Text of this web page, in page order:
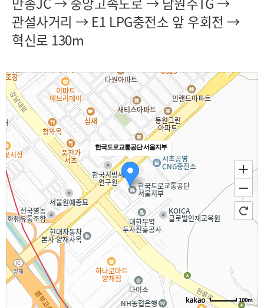
관설사거리 → E1 LPG충전소 앞 우회전 →
혁신로 130m
한국도로교통공단 서울지부
100m